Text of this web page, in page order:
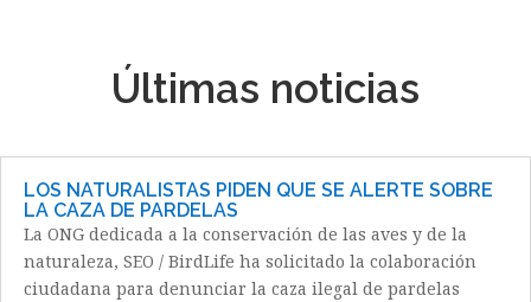
Últimas noticias
LOS NATURALISTAS PIDEN QUE SE ALERTE SOBRE
LA CAZA DE PARDELAS
La ONG dedicada a la conservación de las aves y de la
naturaleza, SEO / BirdLife ha solicitado la colaboración
ciudadana para denunciar la caza ilegal de pardelas